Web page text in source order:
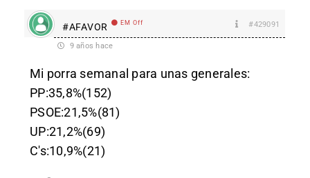
#AFAVOR EM Off #429091
9 años hace
Mi porra semanal para unas generales:
PP:35,8%(152)
PSOE:21,5%(81)
UP:21,2%(69)
C's:10,9%(21)